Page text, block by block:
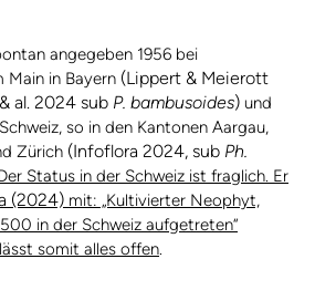
angegeben 1956 bei
Main in Bayern (Lippert & Meierott
al. 2024 sub P. bambusoides) und
so in den Kantonen Aargau,
Zürich (Infoflora 2024, sub Ph.
Status in der Schweiz ist fraglich. Er
(2024) mit: „Kultivierter Neophyt,
in der Schweiz aufgetreten“
somit alles offen.